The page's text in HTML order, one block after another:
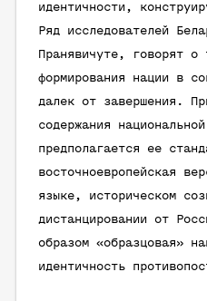
идентичности,
Ряд исследователей
Пранявичуте, говорят
формирования нации в
далек от завершения.
содержания
предполагается ее
восточноевропейская
языке, историческом
дистанцировании от
образом «образцовая»
идентичность